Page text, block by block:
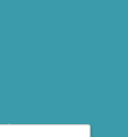
SiteMap